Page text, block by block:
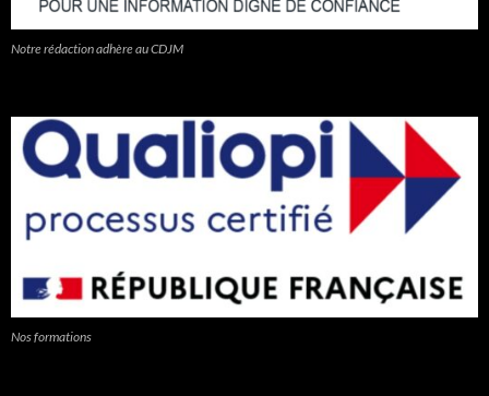
Notre rédaction adhère au CDJM
Nos formations